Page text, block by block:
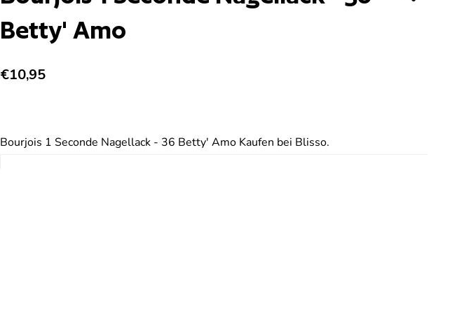
Betty' Amo
Regulärer Preis
€10,95
Bourjois 1 Seconde Nagellack - 36 Betty' Amo Kaufen bei Blisso.